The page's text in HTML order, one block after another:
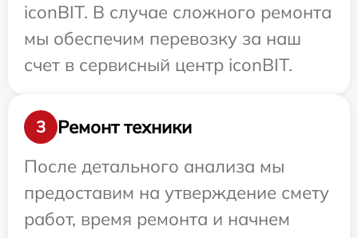
iconBIT. В случае сложного ремонта
мы обеспечим перевозку за наш
счет в сервисный центр iconBIT.
3
Ремонт техники
После детального анализа мы
предоставим на утверждение смету
работ, время ремонта и начнем